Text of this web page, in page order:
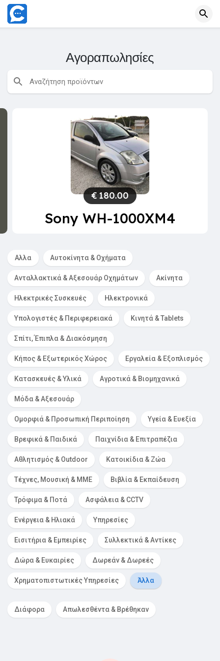
Αγοραπωλησίες
Sony WH-1000XM4
€180.00
Αλλα Αυτοκίνητα & Οχήματα
Ανταλλακτικά & Αξεσουάρ Οχημάτων Ακίνητα
Ηλεκτρικές Συσκευές Ηλεκτρονικά
Υπολογιστές & Περιφερειακά Κινητά & Tablets
Σπίτι, Έπιπλα & Διακόσμηση
Κήπος & Εξωτερικός Χώρος Εργαλεία & Εξοπλισμός
Κατασκευές & Υλικά Αγροτικά & Βιομηχανικά
Μόδα & Αξεσουάρ
Ομορφιά & Προσωπική Περιποίηση Υγεία & Ευεξία
Βρεφικά & Παιδικά Παιχνίδια & Επιτραπέζια
Αθλητισμός & Outdoor Κατοικίδια & Ζώα
Τέχνες, Μουσική & ΜΜΕ Βιβλία & Εκπαίδευση
Τρόφιμα & Ποτά Ασφάλεια & CCTV
Ενέργεια & Ηλιακά Υπηρεσίες
Εισιτήρια & Εμπειρίες Συλλεκτικά & Αντίκες
Δώρα & Ευκαιρίες Δωρεάν & Δωρεές
Χρηματοπιστωτικές Υπηρεσίες Άλλα
Διάφορα Απωλεσθέντα & Βρέθηκαν